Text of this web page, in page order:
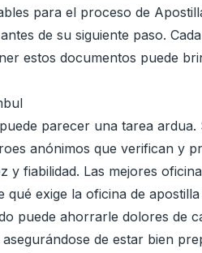
para el proceso de
de su siguiente paso.
estos documentos puede
parecer una tarea
anónimos que verifican y
fiabilidad. Las mejores
exige la oficina de
puede ahorrarle dolores de
de estar bien